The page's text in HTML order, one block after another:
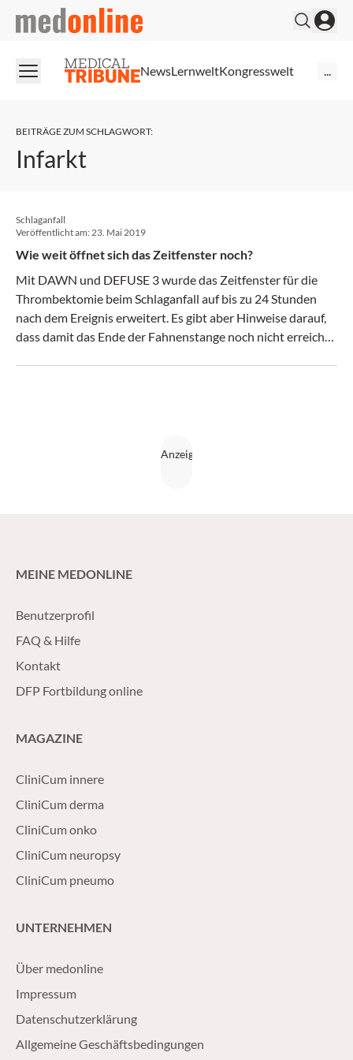
medonline
NewsLernweltKongresswelt
BEITRÄGE ZUM SCHLAGWORT:
Infarkt
Schlaganfall
Veröffentlicht am:23. Mai 2019
Wie weit öffnet sich das Zeitfenster noch?
Mit DAWN und DEFUSE 3 wurde das Zeitfenster für die
Thrombektomie beim Schlaganfall auf bis zu 24 Stunden
nach dem Ereignis erweitert. Es gibt aber Hinweise darauf,
dass damit das Ende der Fahnenstange noch nicht erreicht
MEINE MEDONLINE
Benutzerprofil
FAQ & Hilfe
Kontakt
DFP Fortbildung online
MAGAZINE
CliniCum innere
CliniCum derma
CliniCum onko
CliniCum neuropsy
CliniCum pneumo
UNTERNEHMEN
Über medonline
Impressum
Datenschutzerklärung
Allgemeine Geschäftsbedingungen